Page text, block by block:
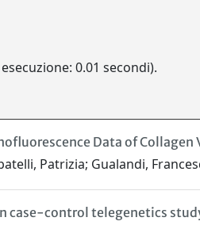
0.01 secondi).
Data of
Patrizia; Gualandi,
case-control telegenetics